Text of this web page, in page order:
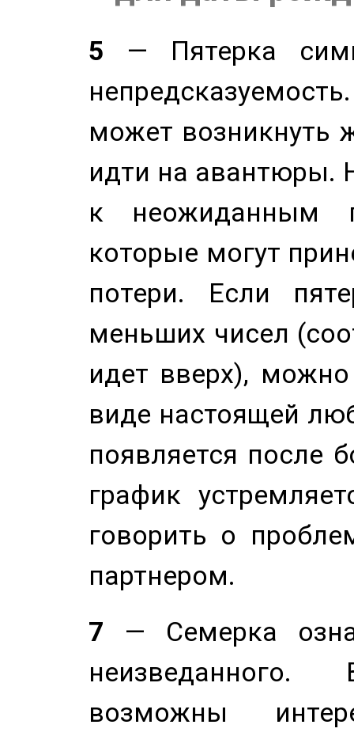
5 — Пятерка
может возникнуть
идти на авантюры.
к неожиданным
которые могут
потери. Если
меньших чисел
идет вверх),
виде настоящей
появляется после
график
говорить о
партнером.
7 — Семерка
возможны